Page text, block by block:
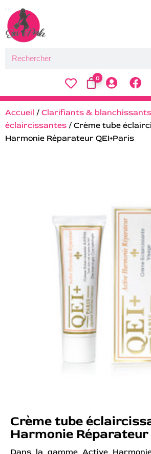
0
Accueil / Clarifiants & blanchissants
éclaircissantes / Crème tube
Harmonie Réparateur QEI+Paris
Crème tube
Harmonie Réparateur
Dans la gamme Active